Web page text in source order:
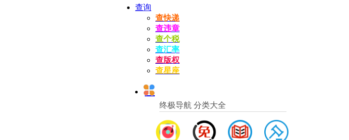
查询
查快递
查违章
查个税
查汇率
查版权
查星座
终极导航 分类大全